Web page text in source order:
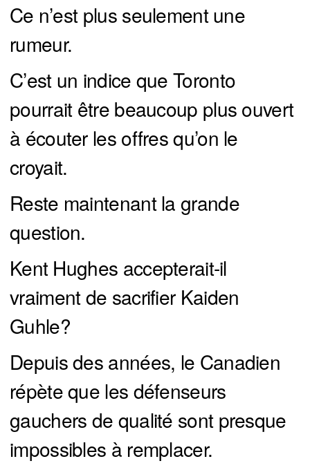
Ce n’est plus seulement une
rumeur.
C’est un indice que Toronto
pourrait être beaucoup plus ouvert
à écouter les offres qu’on le
croyait.
Reste maintenant la grande
question.
Kent Hughes accepterait-il
vraiment de sacrifier Kaiden
Guhle?
Depuis des années, le Canadien
répète que les défenseurs
gauchers de qualité sont presque
impossibles à remplacer.